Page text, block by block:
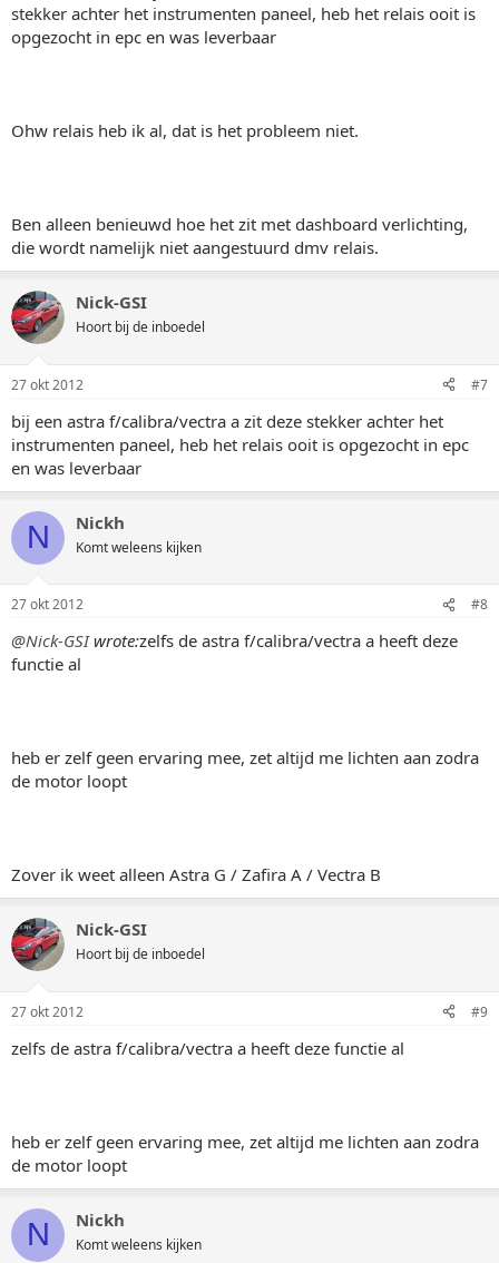
stekker achter het instrumenten paneel, heb het relais ooit is
opgezocht in epc en was leverbaar
Ohw relais heb ik al, dat is het probleem niet.
Ben alleen benieuwd hoe het zit met dashboard verlichting,
die wordt namelijk niet aangestuurd dmv relais.
Nick-GSI
Hoort bij de inboedel
27 okt 2012 #7
bij een astra f/calibra/vectra a zit deze stekker achter het
instrumenten paneel, heb het relais ooit is opgezocht in epc
en was leverbaar
N Nickh
Komt weleens kijken
27 okt 2012 #8
@Nick-GSIwrote:zelfs de astra f/calibra/vectra a heeft deze
functie al
heb er zelf geen ervaring mee, zet altijd me lichten aan zodra
de motor loopt
Zover ik weet alleen Astra G / Zafira A / Vectra B
Nick-GSI
Hoort bij de inboedel
27 okt 2012 #9
zelfs de astra f/calibra/vectra a heeft deze functie al
heb er zelf geen ervaring mee, zet altijd me lichten aan zodra
de motor loopt
N Nickh
Komt weleens kijken